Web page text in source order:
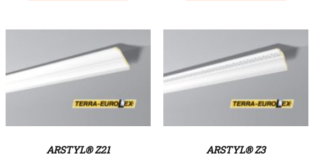
ARSTYL® Z21 ARSTYL® Z3